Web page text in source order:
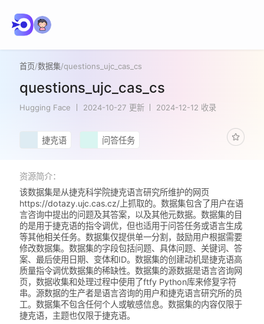
首页/数据集/questions_ujc_cas_cs
questions_ujc_cas_cs
Hugging Face 2024-10-27 更新 2024-12-12 收录
捷克语 问答任务
资源简介：
该数据集是从捷克科学院捷克语言研究所维护的网页
https://dotazy.ujc.cas.cz/上抓取的。数据集包含了用户在语
言咨询中提出的问题及其答案，以及其他元数据。数据集的目
的是用于捷克语的指令调优，但也适用于问答任务或语言生成
等其他相关任务。数据集仅提供单一分割，鼓励用户根据需要
修改数据集。数据集的字段包括问题、具体问题、关键词、答
案、最后使用日期、变体和ID。数据集的创建动机是捷克语高
质量指令调优数据集的稀缺性。数据集的源数据是语言咨询网
页，数据收集和处理过程中使用了ftfy Python库来修复字符
串。源数据的生产者是语言咨询的用户和捷克语言研究所的员
工。数据集不包含任何个人或敏感信息。数据集的内容仅限于
捷克语，主题也仅限于捷克语。